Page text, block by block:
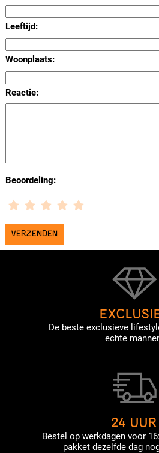
Leeftijd:
Woonplaats:
Reactie:
Beoordeling:
De beste exclusieve
echte
24 UUR
Bestel op werkdagen voor
pakket dezelfde dag